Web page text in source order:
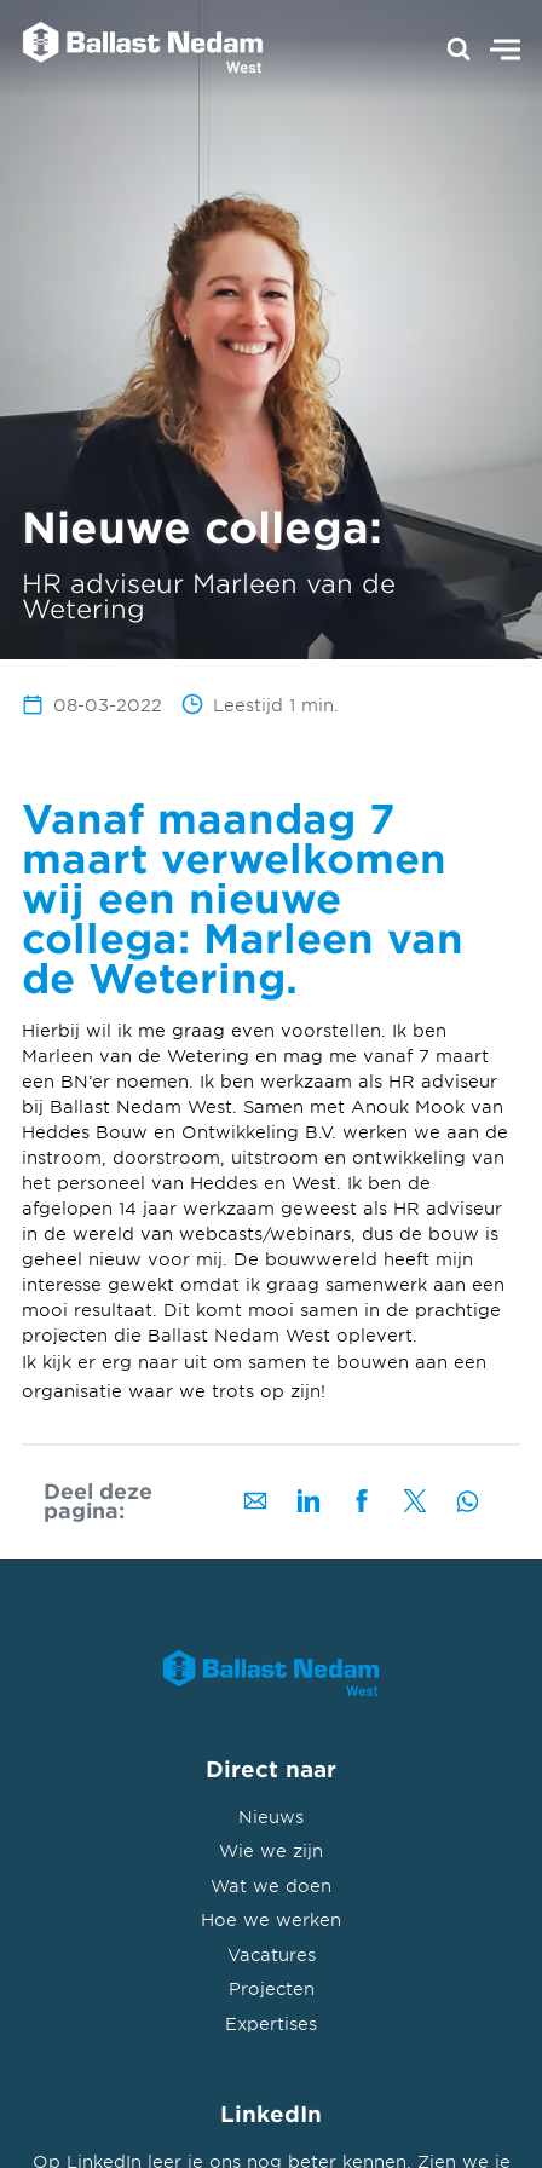
Nieuwe collega:
HR adviseur Marleen van de
Wetering
08-03-2022 Leestijd 1 min.
Vanaf maandag 7
maart verwelkomen
wij een nieuwe
collega: Marleen van
de Wetering.
Hierbij wil ik me graag even voorstellen. Ik ben
Marleen van de Wetering en mag me vanaf 7 maart
een BN’er noemen. Ik ben werkzaam als HR adviseur
bij Ballast Nedam West. Samen met Anouk Mook van
Heddes Bouw en Ontwikkeling B.V. werken we aan de
instroom, doorstroom, uitstroom en ontwikkeling van
het personeel van Heddes en West. Ik ben de
afgelopen 14 jaar werkzaam geweest als HR adviseur
in de wereld van webcasts/webinars, dus de bouw is
geheel nieuw voor mij. De bouwwereld heeft mijn
interesse gewekt omdat ik graag samenwerk aan een
mooi resultaat. Dit komt mooi samen in de prachtige
projecten die Ballast Nedam West oplevert.
Ik kijk er erg naar uit om samen te bouwen aan een
organisatie waar we trots op zijn!
Deel deze
pagina:
Direct naar
Nieuws
Wie we zijn
Wat we doen
Hoe we werken
Vacatures
Projecten
Expertises
LinkedIn
Op LinkedIn leer je ons nog beter kennen. Zien we je